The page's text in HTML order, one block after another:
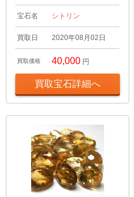
宝石名 シトリン
買取日 2020年08月02日
買取価格 40,000 円
買取宝石詳細へ